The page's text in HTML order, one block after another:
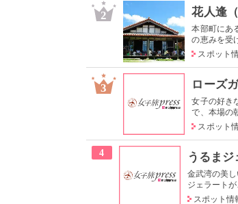
2 花人逢
本部町にあ
の恵みを受
スポット
3 ローズ
女子の好き
で、本場の
スポット
4 うるまジ
金武湾の美
ジェラート
スポット情